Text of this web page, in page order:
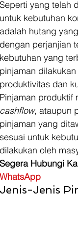
Seperti yang telah
untuk kebutuhan
adalah hutang
dengan perjanjian
kebutuhan yang
pinjaman
produktivitas dan
Pinjaman produktif
cashflow, ataupun
pinjaman yang
sesuai untuk
dilakukan oleh
Segera Hubungi
WhatsApp
Jenis-Jenis